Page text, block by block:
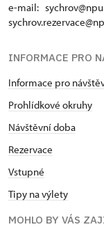
e-mail:
INFORMACE PRO
Informace pro
Prohlídkové okruhy
Návštěvní doba
Rezervace
Vstupné
Tipy na výlety
MOHLO BY VÁS